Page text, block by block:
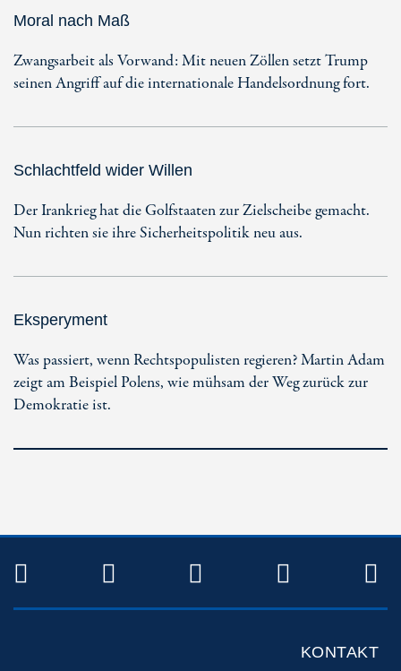
Moral nach Maß
Zwangsarbeit als Vorwand: Mit neuen Zöllen setzt Trump
seinen Angriff auf die internationale Handelsordnung fort.
Schlachtfeld wider Willen
Der Irankrieg hat die Golfstaaten zur Zielscheibe gemacht.
Nun richten sie ihre Sicherheitspolitik neu aus.
Eksperyment
Was passiert, wenn Rechtspopulisten regieren? Martin Adam
zeigt am Beispiel Polens, wie mühsam der Weg zurück zur
Demokratie ist.
TWITTERFACEBOOKINSTAGRAM
KONTAKT